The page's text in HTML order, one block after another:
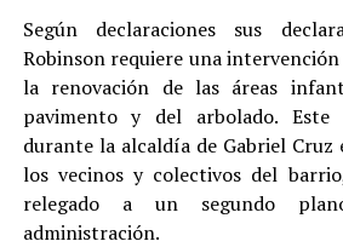
Según declaraciones sus
Robinson requiere una
la renovación de las áreas
pavimento y del arbolado. Este
durante la alcaldía de Gabriel Cruz
los vecinos y colectivos del
relegado a un segundo
administración.